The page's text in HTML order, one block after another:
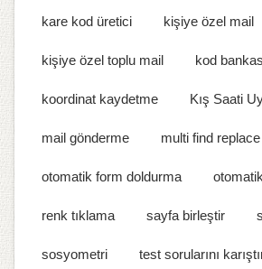
kare kod üretici kişiye özel mail
kişiye özel toplu mail kod
koordinat kaydetme Kış Saati
mail gönderme multi find replace
otomatik form doldurma
renk tıklama sayfa birleştir
sosyometri test sorularını